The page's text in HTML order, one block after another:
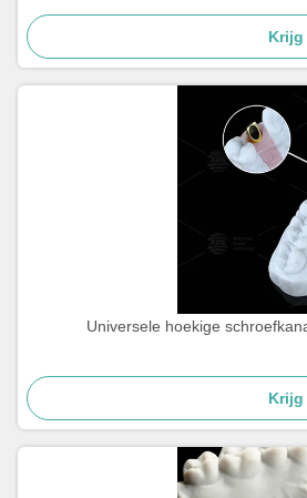
Krijg
Universele hoekige
Krijg